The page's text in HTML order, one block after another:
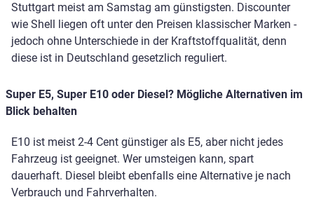
Stuttgart meist am Samstag am günstigsten. Discounter
wie Shell liegen oft unter den Preisen klassischer Marken -
jedoch ohne Unterschiede in der Kraftstoffqualität, denn
diese ist in Deutschland gesetzlich reguliert.
Super E5, Super E10 oder Diesel? Mögliche Alternativen im
Blick behalten
E10 ist meist 2-4 Cent günstiger als E5, aber nicht jedes
Fahrzeug ist geeignet. Wer umsteigen kann, spart
dauerhaft. Diesel bleibt ebenfalls eine Alternative je nach
Verbrauch und Fahrverhalten.